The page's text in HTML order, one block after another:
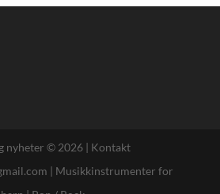
nyheter © 2026 | Kontakt
| Musikkinstrumenter for